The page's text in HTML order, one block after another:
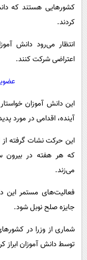
کشورهایی هستند که
کردند.
اعتراضی شرکت کنند.
این دانش آموزان
آینده، اقدامی در مورد
این حرکت نشات گرفته از
که هر هفته در بیرون
می‌زند.
فعالیت‌های مستمر این
جایزه صلح نوبل شود.
شماری از وزرا در
توسط دانش آموزان ابراز